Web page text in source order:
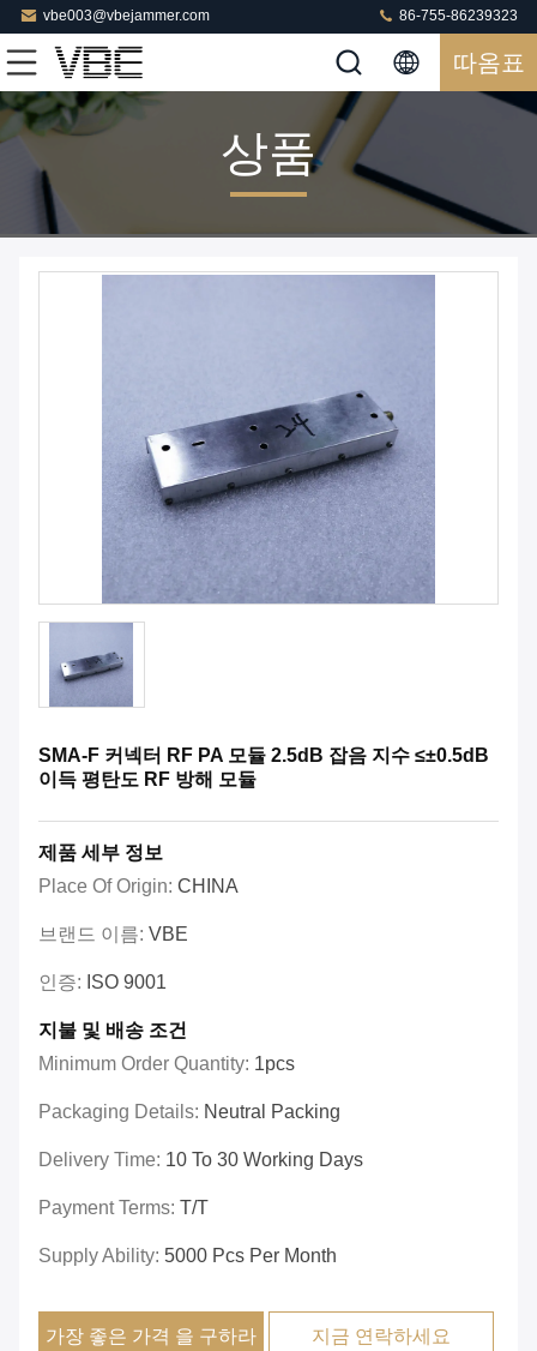
vbe003@vbejammer.com 86-755-86239323
따옴표
상품
SMA-F 커넥터 RF PA 모듈 2.5dB 잡음 지수 ≤±0.5dB
이득 평탄도 RF 방해 모듈
제품 세부 정보
Place Of Origin: CHINA
브랜드 이름: VBE
인증: ISO 9001
지불 및 배송 조건
Minimum Order Quantity: 1pcs
Packaging Details: Neutral Packing
Delivery Time: 10 To 30 Working Days
Payment Terms: T/T
Supply Ability: 5000 Pcs Per Month
가장 좋은 가격 을 구하라 지금 연락하세요